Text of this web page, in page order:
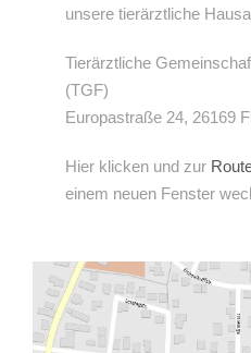
unsere tierärztliche
Tierärztliche
(TGF)
Europastraße 24, 26169
Hier klicken und zur
einem neuen Fenster